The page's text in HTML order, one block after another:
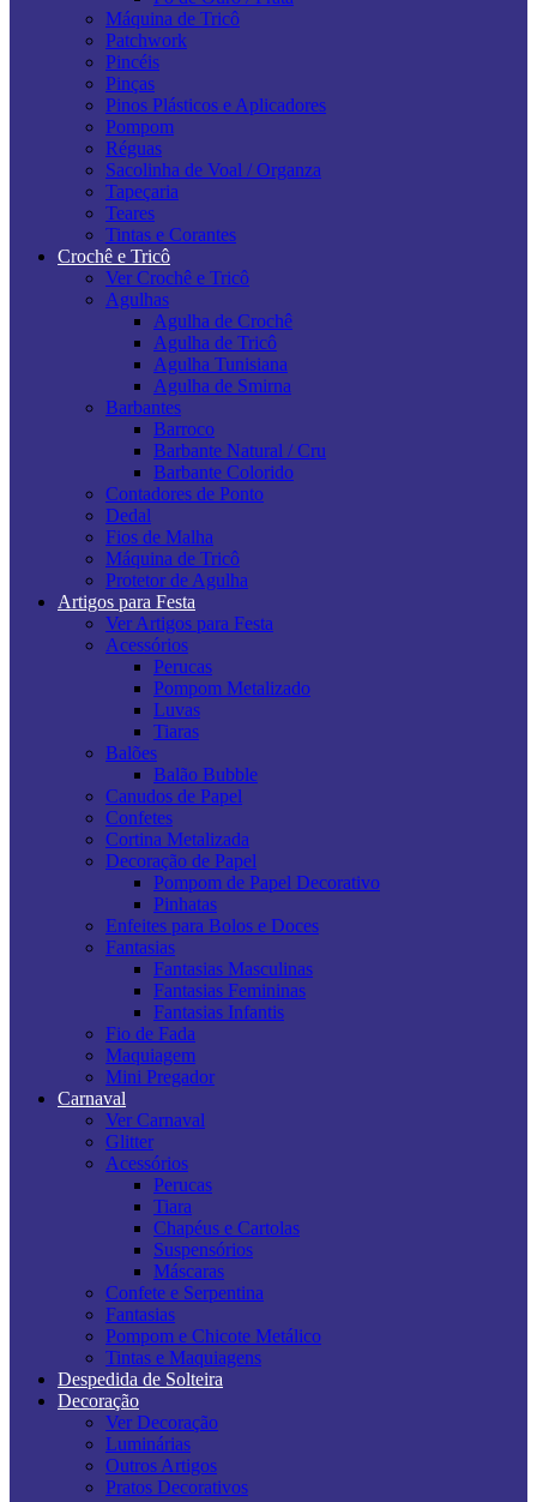
Máquina de Tricô
Patchwork
Pincéis
Pinças
Pinos Plásticos e Aplicadores
Pompom
Réguas
Sacolinha de Voal / Organza
Tapeçaria
Teares
Tintas e Corantes
Crochê e Tricô
Ver Crochê e Tricô
Agulhas
Agulha de Crochê
Agulha de Tricô
Agulha Tunisiana
Agulha de Smirna
Barbantes
Barroco
Barbante Natural / Cru
Barbante Colorido
Contadores de Ponto
Dedal
Fios de Malha
Máquina de Tricô
Protetor de Agulha
Artigos para Festa
Ver Artigos para Festa
Acessórios
Perucas
Pompom Metalizado
Luvas
Tiaras
Balões
Balão Bubble
Canudos de Papel
Confetes
Cortina Metalizada
Decoração de Papel
Pompom de Papel Decorativo
Pinhatas
Enfeites para Bolos e Doces
Fantasias
Fantasias Masculinas
Fantasias Femininas
Fantasias Infantis
Fio de Fada
Maquiagem
Mini Pregador
Carnaval
Ver Carnaval
Glitter
Acessórios
Perucas
Tiara
Chapéus e Cartolas
Suspensórios
Máscaras
Confete e Serpentina
Fantasias
Pompom e Chicote Metálico
Tintas e Maquiagens
Despedida de Solteira
Decoração
Ver Decoração
Luminárias
Outros Artigos
Pratos Decorativos